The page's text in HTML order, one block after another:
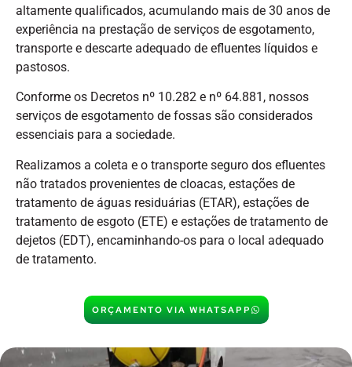
altamente qualificados, acumulando mais de 30 anos de
experiência na prestação de serviços de esgotamento,
transporte e descarte adequado de efluentes líquidos e
pastosos.
Conforme os Decretos nº 10.282 e nº 64.881, nossos
serviços de esgotamento de fossas são considerados
essenciais para a sociedade.
Realizamos a coleta e o transporte seguro dos efluentes
não tratados provenientes de cloacas, estações de
tratamento de águas residuárias (ETAR), estações de
tratamento de esgoto (ETE) e estações de tratamento de
dejetos (EDT), encaminhando-os para o local adequado
de tratamento.
ORÇAMENTO VIA WHATSAPP